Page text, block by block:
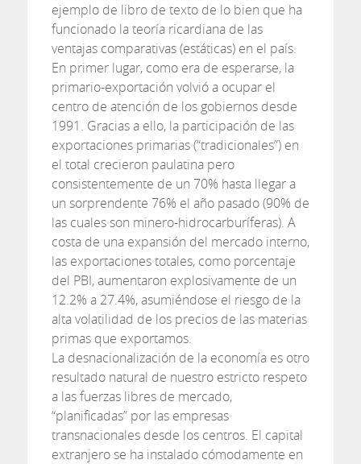
ejemplo de libro de texto de lo bien que ha
funcionado la teoría ricardiana de las
ventajas comparativas (estáticas) en el país.
En primer lugar, como era de esperarse, la
primario-exportación volvió a ocupar el
centro de atención de los gobiernos desde
1991. Gracias a ello, la participación de las
exportaciones primarias (“tradicionales”) en
el total crecieron paulatina pero
consistentemente de un 70% hasta llegar a
un sorprendente 76% el año pasado (90% de
las cuales son minero-hidrocarburíferas). A
costa de una expansión del mercado interno,
las exportaciones totales, como porcentaje
del PBI, aumentaron explosivamente de un
12.2% a 27.4%, asumiéndose el riesgo de la
alta volatilidad de los precios de las materias
primas que exportamos.
La desnacionalización de la economía es otro
resultado natural de nuestro estricto respeto
a las fuerzas libres de mercado,
“planificadas” por las empresas
transnacionales desde los centros. El capital
extranjero se ha instalado cómodamente en